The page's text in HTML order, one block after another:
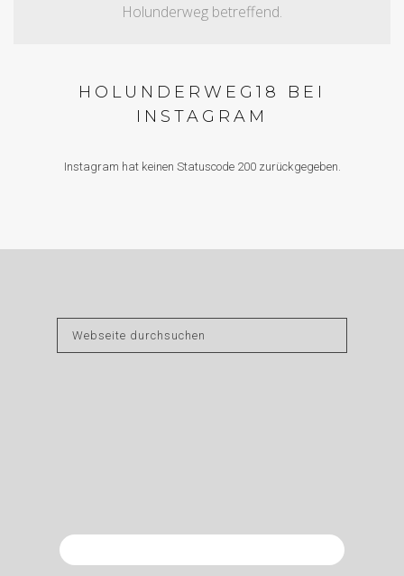
Holunderweg betreffend.
HOLUNDERWEG18 BEI
INSTAGRAM
Instagram hat keinen Statuscode 200 zurückgegeben.